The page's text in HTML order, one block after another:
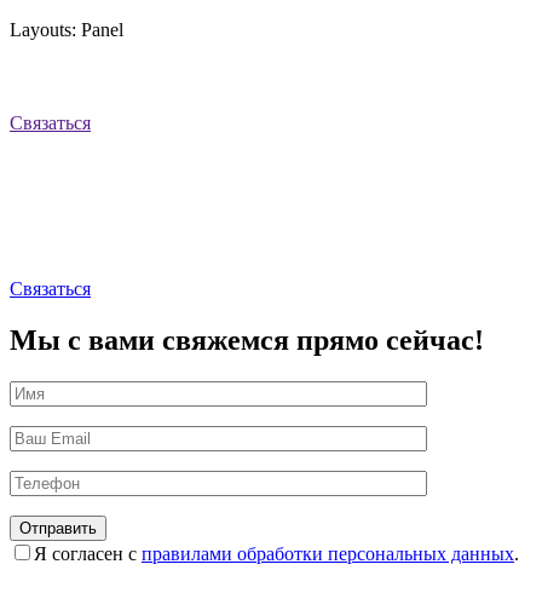
Layouts: Panel
Связаться
Связаться
Мы с вами свяжемся прямо сейчас!
Я согласен с правилами обработки персональных данных.